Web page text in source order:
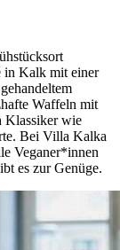
in Kalk mit einer
Waffeln mit
Klassiker wie
Bei Villa Kalka
Veganer*innen
es zur Genüge.